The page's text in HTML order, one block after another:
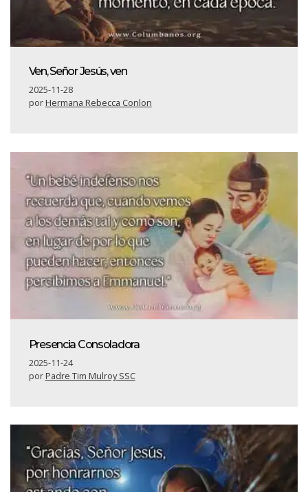
Ven, Señor Jesús, ven
2025-11-28
porHermana Rebecca Conlon
Presencia Consoladora
2025-11-24
porPadre Tim Mulroy SSC